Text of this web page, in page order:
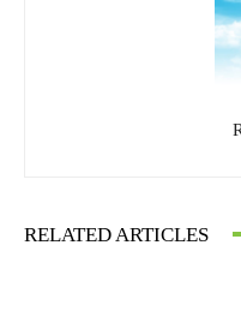
RELATED ARTICLES